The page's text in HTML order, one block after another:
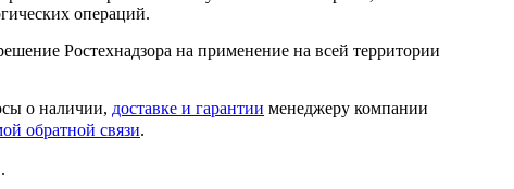
операций.
Ростехнадзора на применение на всей территории
о наличии, доставке и гарантии менеджеру компании
обратной связи.